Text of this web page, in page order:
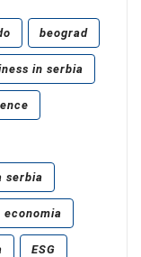
beograd
in serbia
serbia
economia
ESG